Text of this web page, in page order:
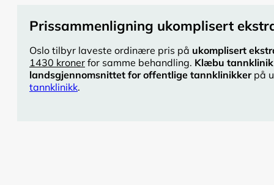
Prissammenligning ukomplisert
Oslo tilbyr laveste ordinære pris på ukomplisert
1430 kroner for samme behandling. Klæbu
landsgjennomsnittet for offentlige tannklinikkerpå
tannklinikk.